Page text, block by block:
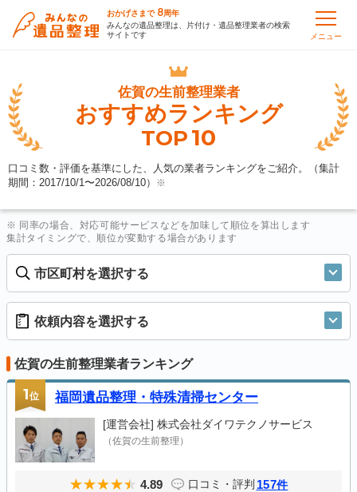
おかげさまで 8周年
みんなの遺品整理は、片付け・遺品整理業者の検索
サイトです
メニュー
佐賀の生前整理業者
おすすめランキング
TOP10
口コミ数・評価を基準にした、人気の業者ランキングをご紹介。（集計
期間：2017/10/1〜2026/08/10） ※
※ 同率の場合、対応可能サービスなどを加味して順位を算出します
集計タイミングで、順位が変動する場合があります
市区町村を選択する
依頼内容を選択する
佐賀の生前整理業者ランキング
1位 福岡遺品整理・特殊清掃センター
[運営会社] 株式会社ダイワテクノサービス
（佐賀の生前整理）
4.89 口コミ・評判 157件